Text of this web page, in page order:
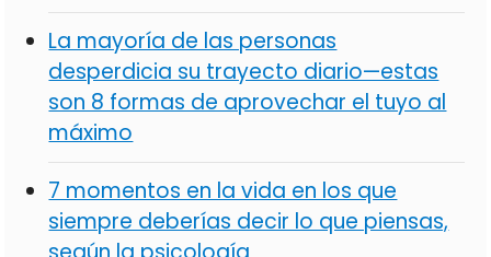
La mayoría de las personas
desperdicia su trayecto diario—estas
son 8 formas de aprovechar el tuyo al
máximo
7 momentos en la vida en los que
siempre deberías decir lo que piensas,